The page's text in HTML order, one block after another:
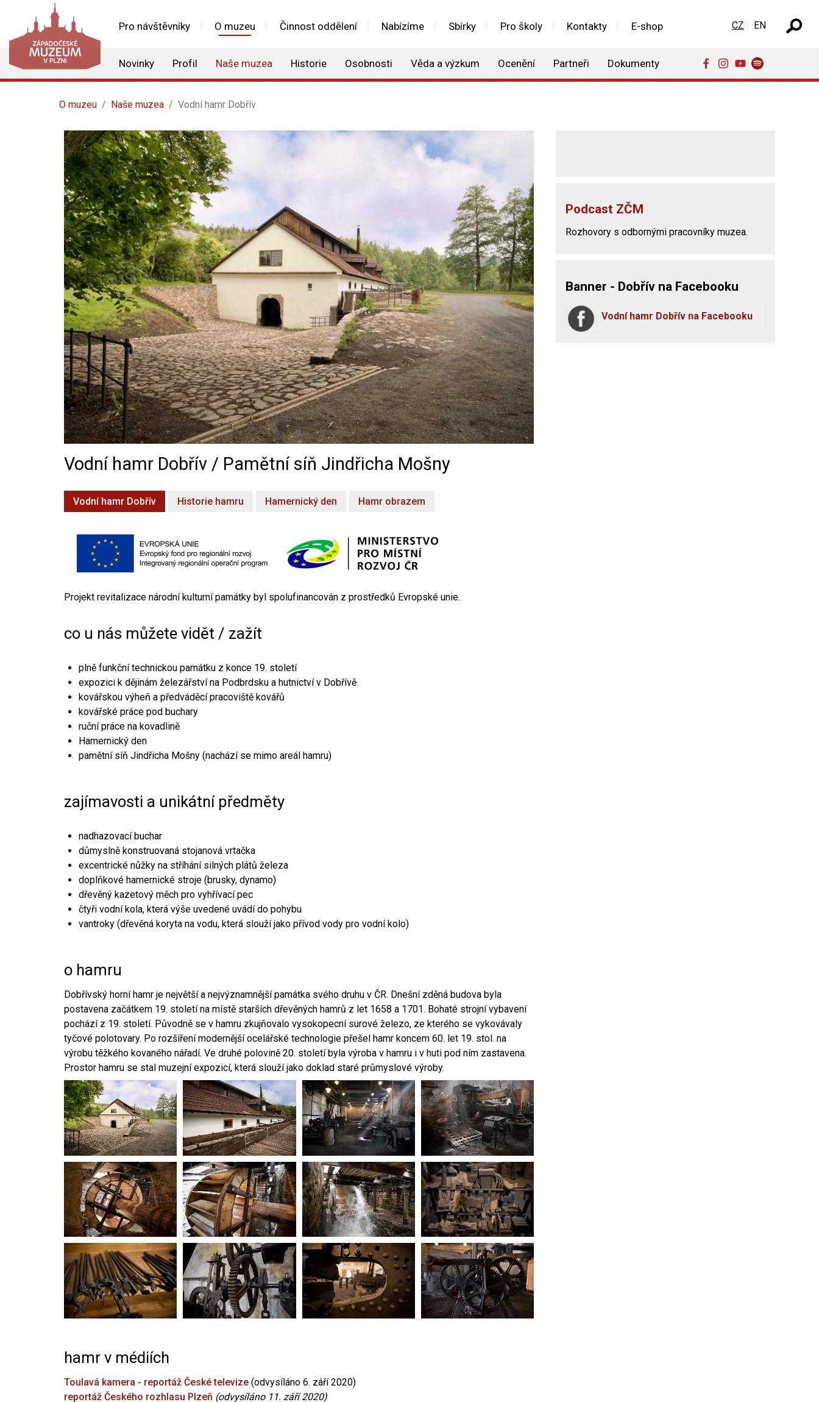
Pro návštěvníky O muzeu Činnost oddělení Nabízíme Sbírky Pro školy Kontakty E-shop
Novinky Profil Naše muzea Historie Osobnosti Věda a výzkum Ocenění Partneři Dokumenty
Zvolte jazyk
CZ EN
O muzeu Naše muzea Vodní hamr Dobřív
Vodní hamr Dobřív / Pamětní síň Jindřicha Mošny
Vodní hamr Dobřív Historie hamru Hamernický den Hamr obrazem
Projekt revitalizace národní kulturní památky byl spolufinancován z prostředků Evropské unie.
co u nás můžete vidět / zažít
plně funkční technickou památku z konce 19. století
expozici k dějinám železářství na Podbrdsku a hutnictví v Dobřívě
kovářskou výheň a předváděcí pracoviště kovářů
kovářské práce pod buchary
ruční práce na kovadlině
Hamernický den
pamětní síň Jindřicha Mošny (nachází se mimo areál hamru)
zajímavosti a unikátní předměty
nadhazovací buchar
důmyslně konstruovaná stojanová vrtačka
excentrické nůžky na stříhání silných plátů železa
doplňkové hamernické stroje (brusky, dynamo)
dřevěný kazetový měch pro vyhřívací pec
čtyři vodní kola, která výše uvedené uvádí do pohybu
vantroky (dřevěná koryta na vodu, která slouží jako přívod vody pro vodní kolo)
o hamru
Dobřívský horní hamr je největší a nejvýznamnější památka svého druhu v ČR. Dnešní zděná budova byla
postavena začátkem 19. století na místě starších dřevěných hamrů z let 1658 a 1701. Bohaté strojní vybavení
pochází z 19. století. Původně se v hamru zkujňovalo vysokopecní surové železo, ze kterého se vykovávaly
tyčové polotovary. Po rozšíření modernější ocelářské technologie přešel hamr koncem 60. let 19. stol. na
výrobu těžkého kovaného nářadí. Ve druhé polovině 20. století byla výroba v hamru i v huti pod ním zastavena.
Prostor hamru se stal muzejní expozicí, která slouží jako doklad staré průmyslové výroby.
hamr v médiích
Toulavá kamera - reportáž České televize (odvysíláno 6. září 2020)
reportáž Českého rozhlasu Plzeň (odvysíláno 11. září 2020)
Podcast ZČM
Rozhovory s odbornými pracovníky muzea.
Banner - Dobřív na Facebooku
Vodní hamr Dobřív na Facebooku